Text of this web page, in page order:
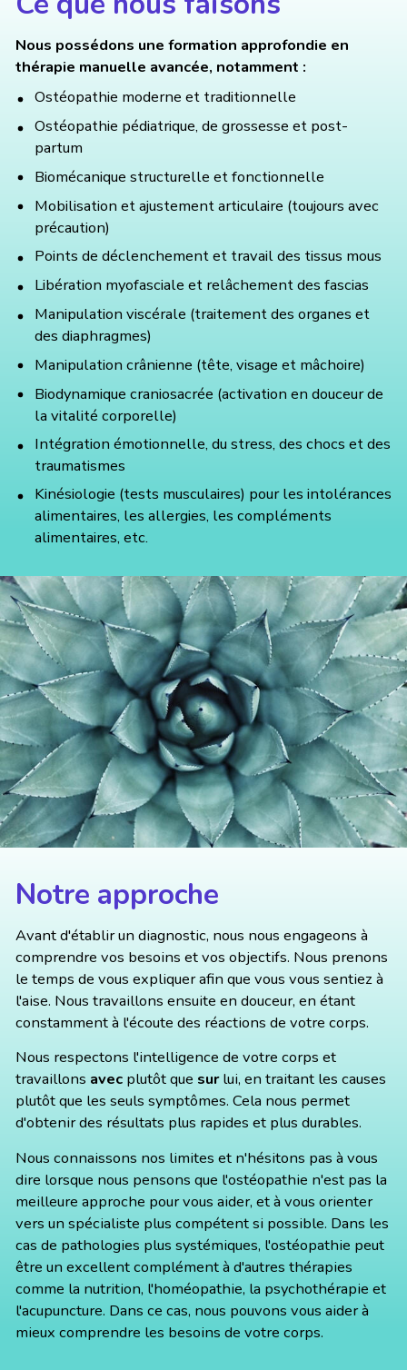
Nous possédons une formation approfondie en
thérapie manuelle avancée, notamment :
Ostéopathie moderne et traditionnelle
Ostéopathie pédiatrique, de grossesse et post-
partum
Biomécanique structurelle et fonctionnelle
Mobilisation et ajustement articulaire (toujours avec
précaution)
Points de déclenchement et travail des tissus mous
Libération myofasciale et relâchement des fascias
Manipulation viscérale (traitement des organes et
des diaphragmes)
Manipulation crânienne (tête, visage et mâchoire)
Biodynamique craniosacrée (activation en douceur de
la vitalité corporelle)
Intégration émotionnelle, du stress, des chocs et des
traumatismes
Kinésiologie (tests musculaires) pour les intolérances
alimentaires, les allergies, les compléments
alimentaires, etc.
Notre approche
Avant d'établir un diagnostic, nous nous engageons à
comprendre vos besoins et vos objectifs. Nous prenons
le temps de vous expliquer afin que vous vous sentiez à
l'aise. Nous travaillons ensuite en douceur, en étant
constamment à l'écoute des réactions de votre corps.
Nous respectons l'intelligence de votre corps et
travaillons avecplutôt que surlui, en traitant les causes
plutôt que les seuls symptômes. Cela nous permet
d'obtenir des résultats plus rapides et plus durables.
Nous connaissons nos limites et n'hésitons pas à vous
dire lorsque nous pensons que l'ostéopathie n'est pas la
meilleure approche pour vous aider, et à vous orienter
vers un spécialiste plus compétent si possible. Dans les
cas de pathologies plus systémiques, l'ostéopathie peut
être un excellent complément à d'autres thérapies
comme la nutrition, l'homéopathie, la psychothérapie et
l'acupuncture. Dans ce cas, nous pouvons vous aider à
mieux comprendre les besoins de votre corps.